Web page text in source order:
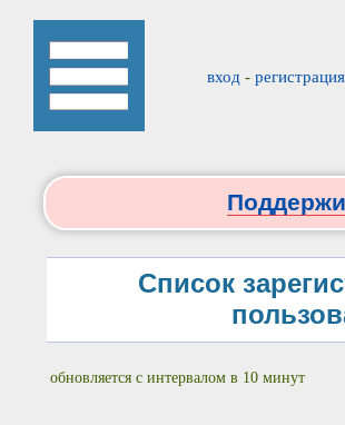
вход - регистрация
Список
обновляется с интервалом в 10 минут